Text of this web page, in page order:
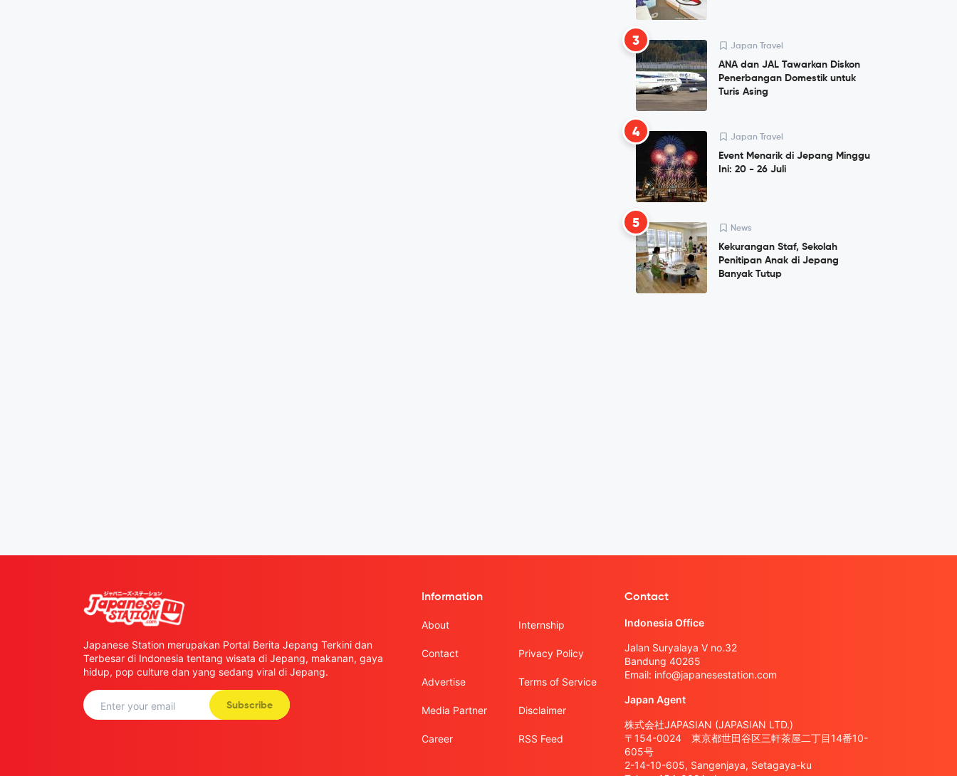
3 Japan Travel
ANA dan JAL Tawarkan Diskon
Penerbangan Domestik untuk
Turis Asing
4 Japan Travel
Event Menarik di Jepang Minggu
Ini: 20 - 26 Juli
5 News
Kekurangan Staf, Sekolah
Penitipan Anak di Jepang
Banyak Tutup
Japanese Station merupakan Portal Berita Jepang Terkini dan
Terbesar di Indonesia tentang wisata di Jepang, makanan, gaya
hidup, pop culture dan yang sedang viral di Jepang.
Subscribe
Information
About
Contact
Advertise
Media Partner
Career
Internship
Privacy Policy
Terms of Service
Disclaimer
RSS Feed
Contact
Indonesia Office
Jalan Suryalaya V no.32
Bandung 40265
Email: info@japanesestation.com
Japan Agent
株式会社JAPASIAN (JAPASIAN LTD.)
〒154-0024 東京都世田谷区三軒茶屋二丁目14番10-
605号
2-14-10-605, Sangenjaya, Setagaya-ku